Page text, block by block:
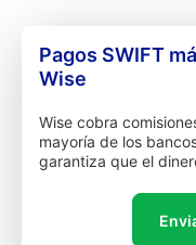
Pagos SWIFT
Wise
Wise cobra
mayoría de los
garantiza que el